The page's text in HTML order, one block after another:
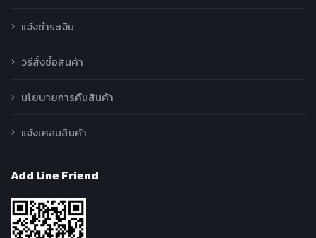
แจ้งชำระเงิน
วิธีสั่งซื้อสินค้า
นโยบายการคืนสินค้า
แจ้งเคลมสินค้า
Add Line Friend